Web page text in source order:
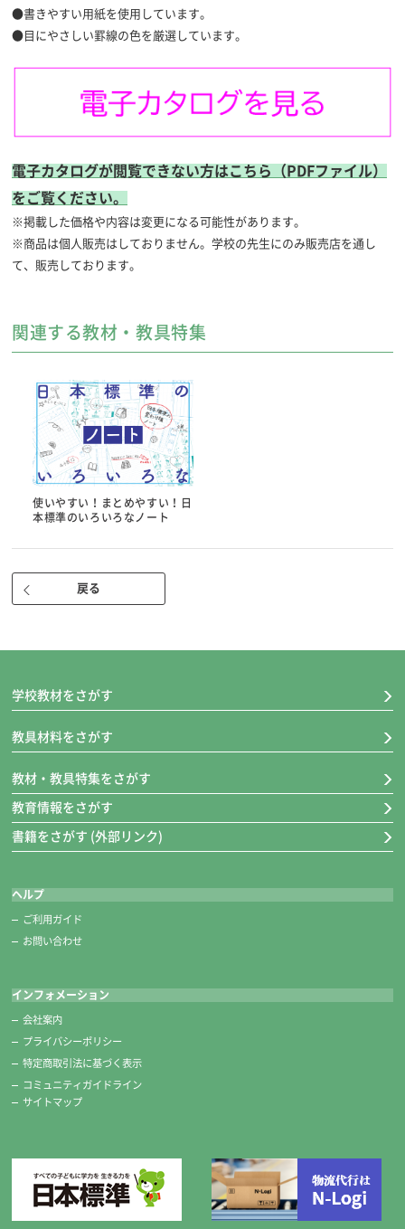
●書きやすい用紙を使用しています。
●目にやさしい罫線の色を厳選しています。
電子カタログが閲覧できない方はこちら（PDFファイル）
をご覧ください。
※掲載した価格や内容は変更になる可能性があります。
※商品は個人販売はしておりません。学校の先生にのみ販売店を通し
て、販売しております。
関連する教材・教具特集
使いやすい！まとめやすい！日
本標準のいろいろなノート
戻る
学校教材をさがす
教具材料をさがす
教材・教具特集をさがす
教育情報をさがす
書籍をさがす (外部リンク)
ヘルプ
ご利用ガイド
お問い合わせ
インフォメーション
会社案内
プライバシーポリシー
特定商取引法に基づく表示
コミュニティガイドライン
サイトマップ